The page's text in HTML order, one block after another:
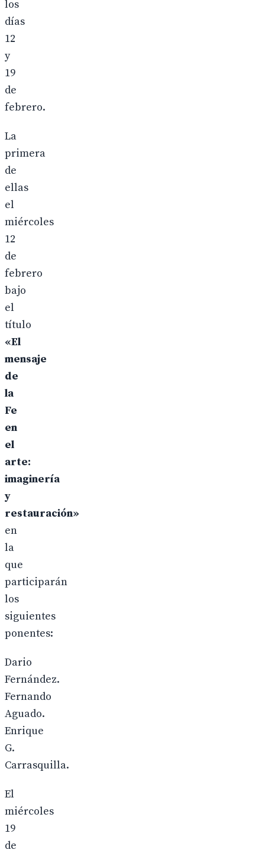
los
días
12
y
19
de
febrero.
La
primera
de
ellas
el
miércoles
12
de
febrero
bajo
el
título
«El
mensaje
de
la
Fe
en
el
arte:
imaginería
y
restauración»
en
la
que
participarán
los
siguientes
ponentes:
Dario
Fernández.
Fernando
Aguado.
Enrique
G.
Carrasquilla.
El
miércoles
19
de